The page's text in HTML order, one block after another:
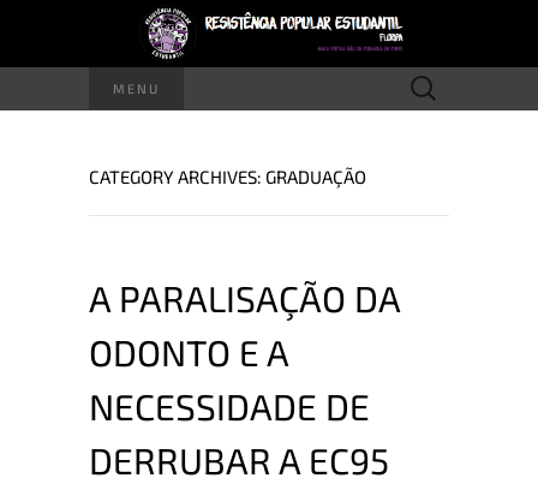
MENU
Pesquisar
por:
CATEGORY ARCHIVES: GRADUAÇÃO
A PARALISAÇÃO DA
ODONTO E A
NECESSIDADE DE
DERRUBAR A EC95